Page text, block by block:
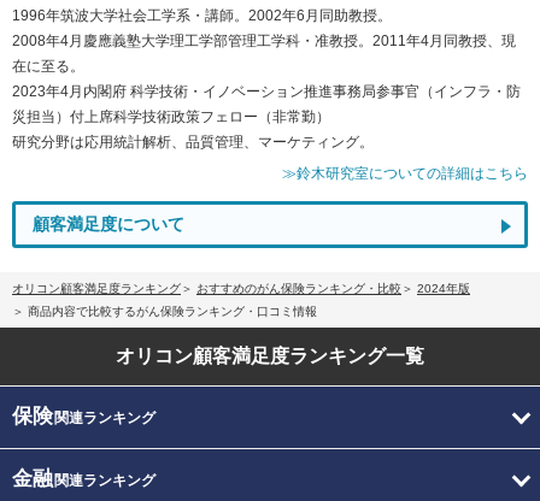
1996年筑波大学社会工学系・講師。2002年6月同助教授。
2008年4月慶應義塾大学理工学部管理工学科・准教授。2011年4月同教授、現
在に至る。
2023年4月内閣府 科学技術・イノベーション推進事務局参事官（インフラ・防
災担当）付上席科学技術政策フェロー（非常勤）
研究分野は応用統計解析、品質管理、マーケティング。
≫鈴木研究室についての詳細はこちら
顧客満足度について
オリコン顧客満足度ランキング おすすめのがん保険ランキング・比較
2024年版
商品内容で比較するがん保険ランキング・口コミ情報
オリコン顧客満足度ランキング一覧
保険関連ランキング
金融関連ランキング